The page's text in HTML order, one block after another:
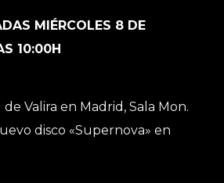
MIÉRCOLES 8 DE
10:00H
Valira en Madrid, Sala Mon.
disco «Supernova» en